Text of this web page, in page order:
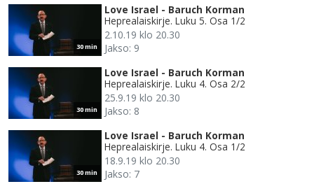
30 min
Love Israel - Baruch Korman
Heprealaiskirje. Luku 5. Osa 1/2
2.10.19 klo 20.30
Jakso: 9
30 min
Love Israel - Baruch Korman
Heprealaiskirje. Luku 4. Osa 2/2
25.9.19 klo 20.30
Jakso: 8
30 min
Love Israel - Baruch Korman
Heprealaiskirje. Luku 4. Osa 1/2
18.9.19 klo 20.30
Jakso: 7